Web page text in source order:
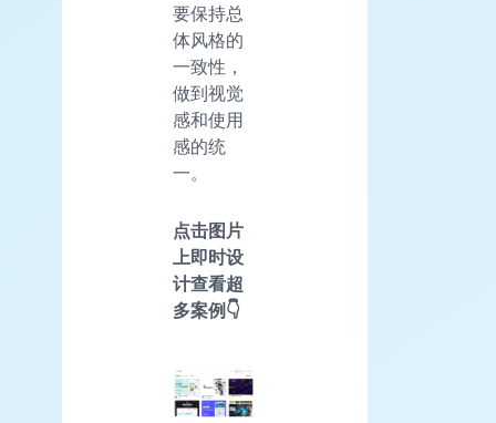
要保持总
体风格的
一致性，
做到视觉
感和使用
感的统
一。
点击图片
上即时设
计查看超
多案例👇